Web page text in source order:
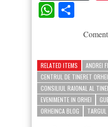
RELATED ITEMS
ANDREI
CENTRUL DE TINERET ORHEI
CONSILIUL RAIONAL AL
EVENIMENTE IN ORHEI
ORHEINCA BLOG